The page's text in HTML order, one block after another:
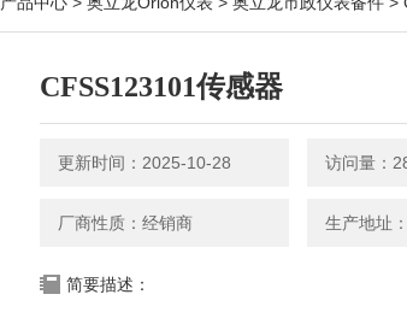
CFSS123101传感器
更新时间：2025-10-28 访问量：
厂商性质：经销商 生产地址
简要描述：